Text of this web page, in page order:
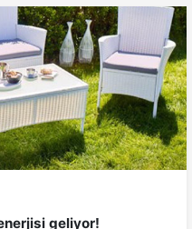
geliyor!